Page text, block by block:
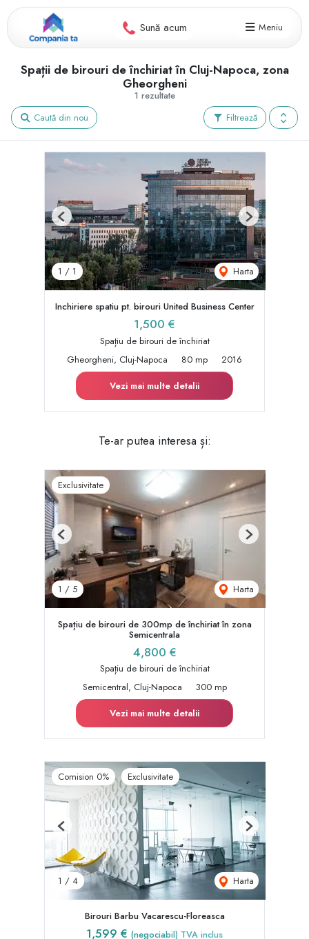
Sună acum Meniu
1 rezultate
Spații de birouri de închiriat în Cluj-Napoca, zona
Gheorgheni
Filtrează
Caută din nou
1 / 1 Harta
Previous Next
Inchiriere spatiu pt. birouri United Business Center
1,500 €
Spațiu de birouri de închiriat
Gheorgheni, Cluj-Napoca
80 mp
2016
Vezi mai multe detalii
Te-ar putea interesa și:
Exclusivitate
1 / 5 Harta
Previous Next
Spațiu de birouri de 300mp de închiriat în zona
Semicentrala
4,800 €
Spațiu de birouri de închiriat
Semicentral, Cluj-Napoca
300 mp
Vezi mai multe detalii
Comision 0% Exclusivitate
1 / 4 Harta
Previous Next
Birouri Barbu Vacarescu-Floreasca
1,599 € (negociabil) TVA inclus